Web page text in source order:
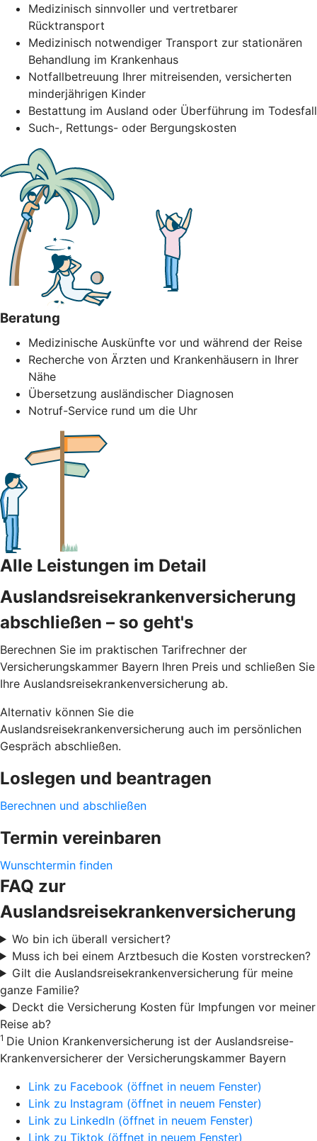
Medizinisch sinnvoller und vertretbarer
Rücktransport
Medizinisch notwendiger Transport zur stationären
Behandlung im Krankenhaus
Notfallbetreuung Ihrer mitreisenden, versicherten
minderjährigen Kinder
Bestattung im Ausland oder Überführung im Todesfall
Such-, Rettungs- oder Bergungskosten
Beratung
Medizinische Auskünfte vor und während der Reise
Recherche von Ärzten und Krankenhäusern in Ihrer
Nähe
Übersetzung ausländischer Diagnosen
Notruf-Service rund um die Uhr
Alle Leistungen im Detail
Auslandsreisekrankenversicherung
abschließen – so geht's
Berechnen Sie im praktischen Tarifrechner der
Versicherungskammer Bayern Ihren Preis und schließen Sie
Ihre Auslandsreisekrankenversicherung ab.
Alternativ können Sie die
Auslandsreisekrankenversicherung auch im persönlichen
Gespräch abschließen.
Loslegen und beantragen
Berechnen und abschließen
Termin vereinbaren
Wunschtermin finden
FAQ zur
Auslandsreisekrankenversicherung
Wo bin ich überall versichert?
Muss ich bei einem Arztbesuch die Kosten vorstrecken?
Gilt die Auslandsreisekrankenversicherung für meine
ganze Familie?
Deckt die Versicherung Kosten für Impfungen vor meiner
Reise ab?
1 Die Union Krankenversicherung ist der Auslandsreise-
Krankenversicherer der Versicherungskammer Bayern
Link zu Facebook (öffnet in neuem Fenster)
Link zu Instagram (öffnet in neuem Fenster)
Link zu LinkedIn (öffnet in neuem Fenster)
Link zu Tiktok (öffnet in neuem Fenster)